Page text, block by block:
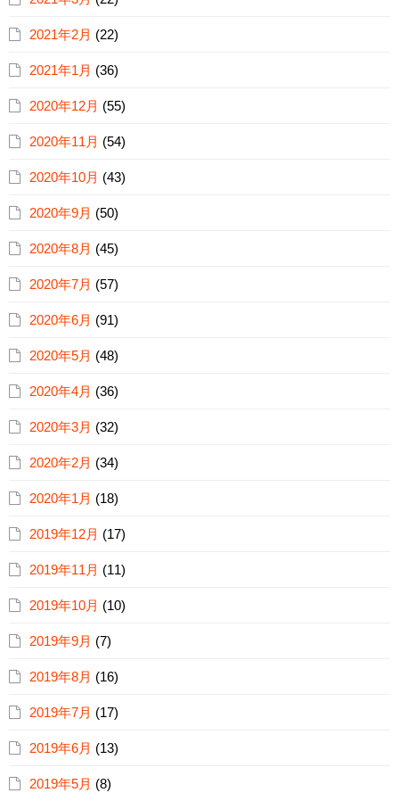
2021年2月 (22)
2021年1月 (36)
2020年12月 (55)
2020年11月 (54)
2020年10月 (43)
2020年9月 (50)
2020年8月 (45)
2020年7月 (57)
2020年6月 (91)
2020年5月 (48)
2020年4月 (36)
2020年3月 (32)
2020年2月 (34)
2020年1月 (18)
2019年12月 (17)
2019年11月 (11)
2019年10月 (10)
2019年9月 (7)
2019年8月 (16)
2019年7月 (17)
2019年6月 (13)
2019年5月 (8)